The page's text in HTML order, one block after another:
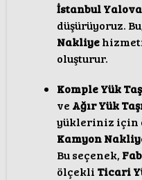
İstanbul
düşürüyoruz.
Nakliye
oluşturur.
Komple Yük
ve Ağır Yük
yükleriniz için
Kamyon
Bu seçenek,
ölçekli Ticari